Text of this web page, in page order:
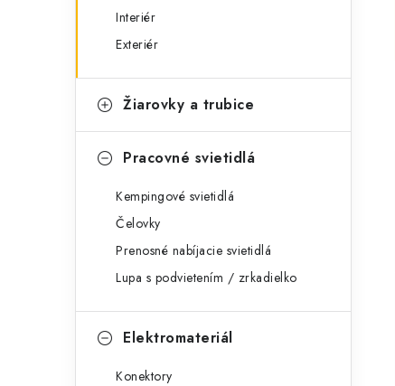
Interiér
Exteriér
Žiarovky a trubice
Pracovné svietidlá
Kempingové svietidlá
Čelovky
Prenosné nabíjacie svietidlá
Lupa s podvietením / zrkadielko
Elektromateriál
Konektory